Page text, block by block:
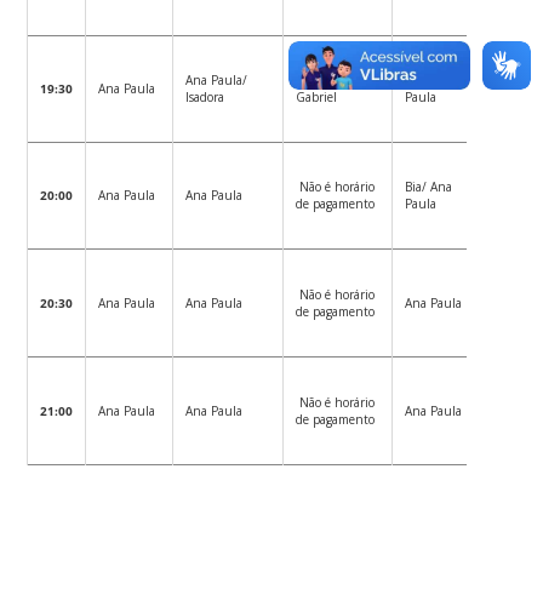
19:30 Ana Paula
Ana Paula/
Isadora
Ana Paula,
Gabriel
Bia/ Ana
Paula
Não é
horário
20:00 Ana Paula Ana Paula
Não é horário
de pagamento
Bia/ Ana
Paula
20:30 Ana Paula Ana Paula
Não é horário
de pagamento
Ana Paula
21:00 Ana Paula Ana Paula
Não é horário
de pagamento
Ana Paula